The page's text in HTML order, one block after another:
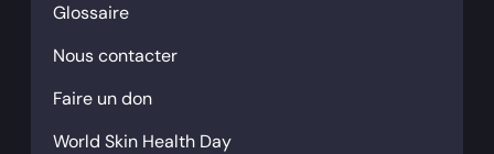
Glossaire
Nous contacter
Faire un don
World Skin Health Day